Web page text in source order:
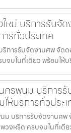
หม่ บริการรับจั
รทั่วประเทศ
การรับจัดงานศพ จัดด
จบในที่เดียว พร้อมให้
ครพนม บริการ
ห้บริการทั่วประ
ม บริการรับจัดงานศพ
พวงหรีด ครบจบในที่เดี